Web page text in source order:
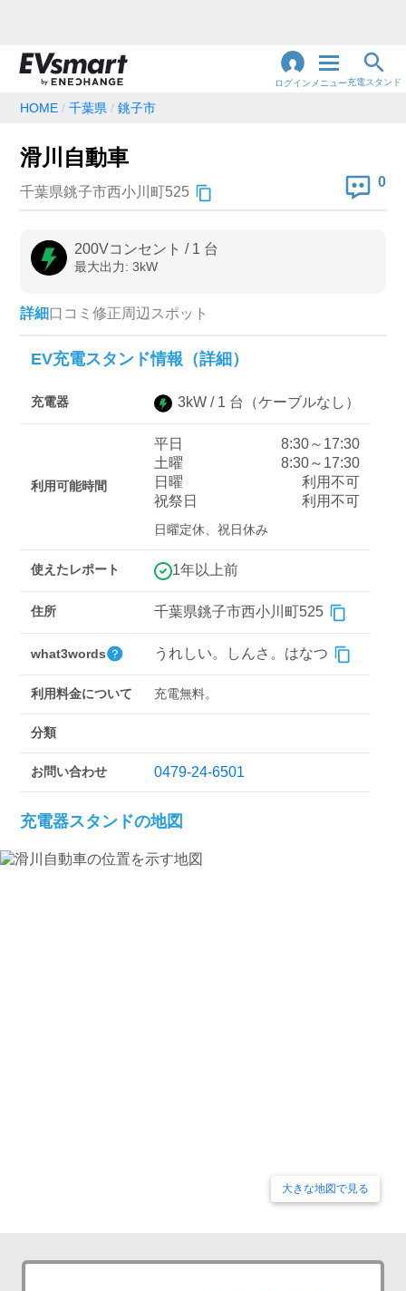
ログイン メニュー充電スタンド
地名・観光スポット・住所
充電器の種類
急速充電器のみ表示
高速道路上のみ表示
認証システム
EV充電エネチェンジ e-Mobility Power
三菱ディーラーを表示
日産ディーラーを表示
トヨタディーラーを表
車種
検索する
HOME 千葉県 銚子市
滑川自動車
千葉県銚子市西小川町525
0
200Vコンセント / 1 台
最大出力: 3kW
詳細口コミ 修正周辺スポット
EV充電スタンド情報（詳細）
充電器 3kW / 1 台 （ケーブルなし）
利用可能時間
平日
8:30～17:30
土曜
8:30～17:30
日曜
利用不可
祝祭日
利用不可
日曜定休、祝日休み
使えたレポート 1年以上前
住所 千葉県銚子市西小川町525
what3words うれしい。しんさ。はなつ
利用料金について 充電無料。
分類
お問い合わせ 0479-24-6501
充電器スタンドの地図
大きな地図で見る